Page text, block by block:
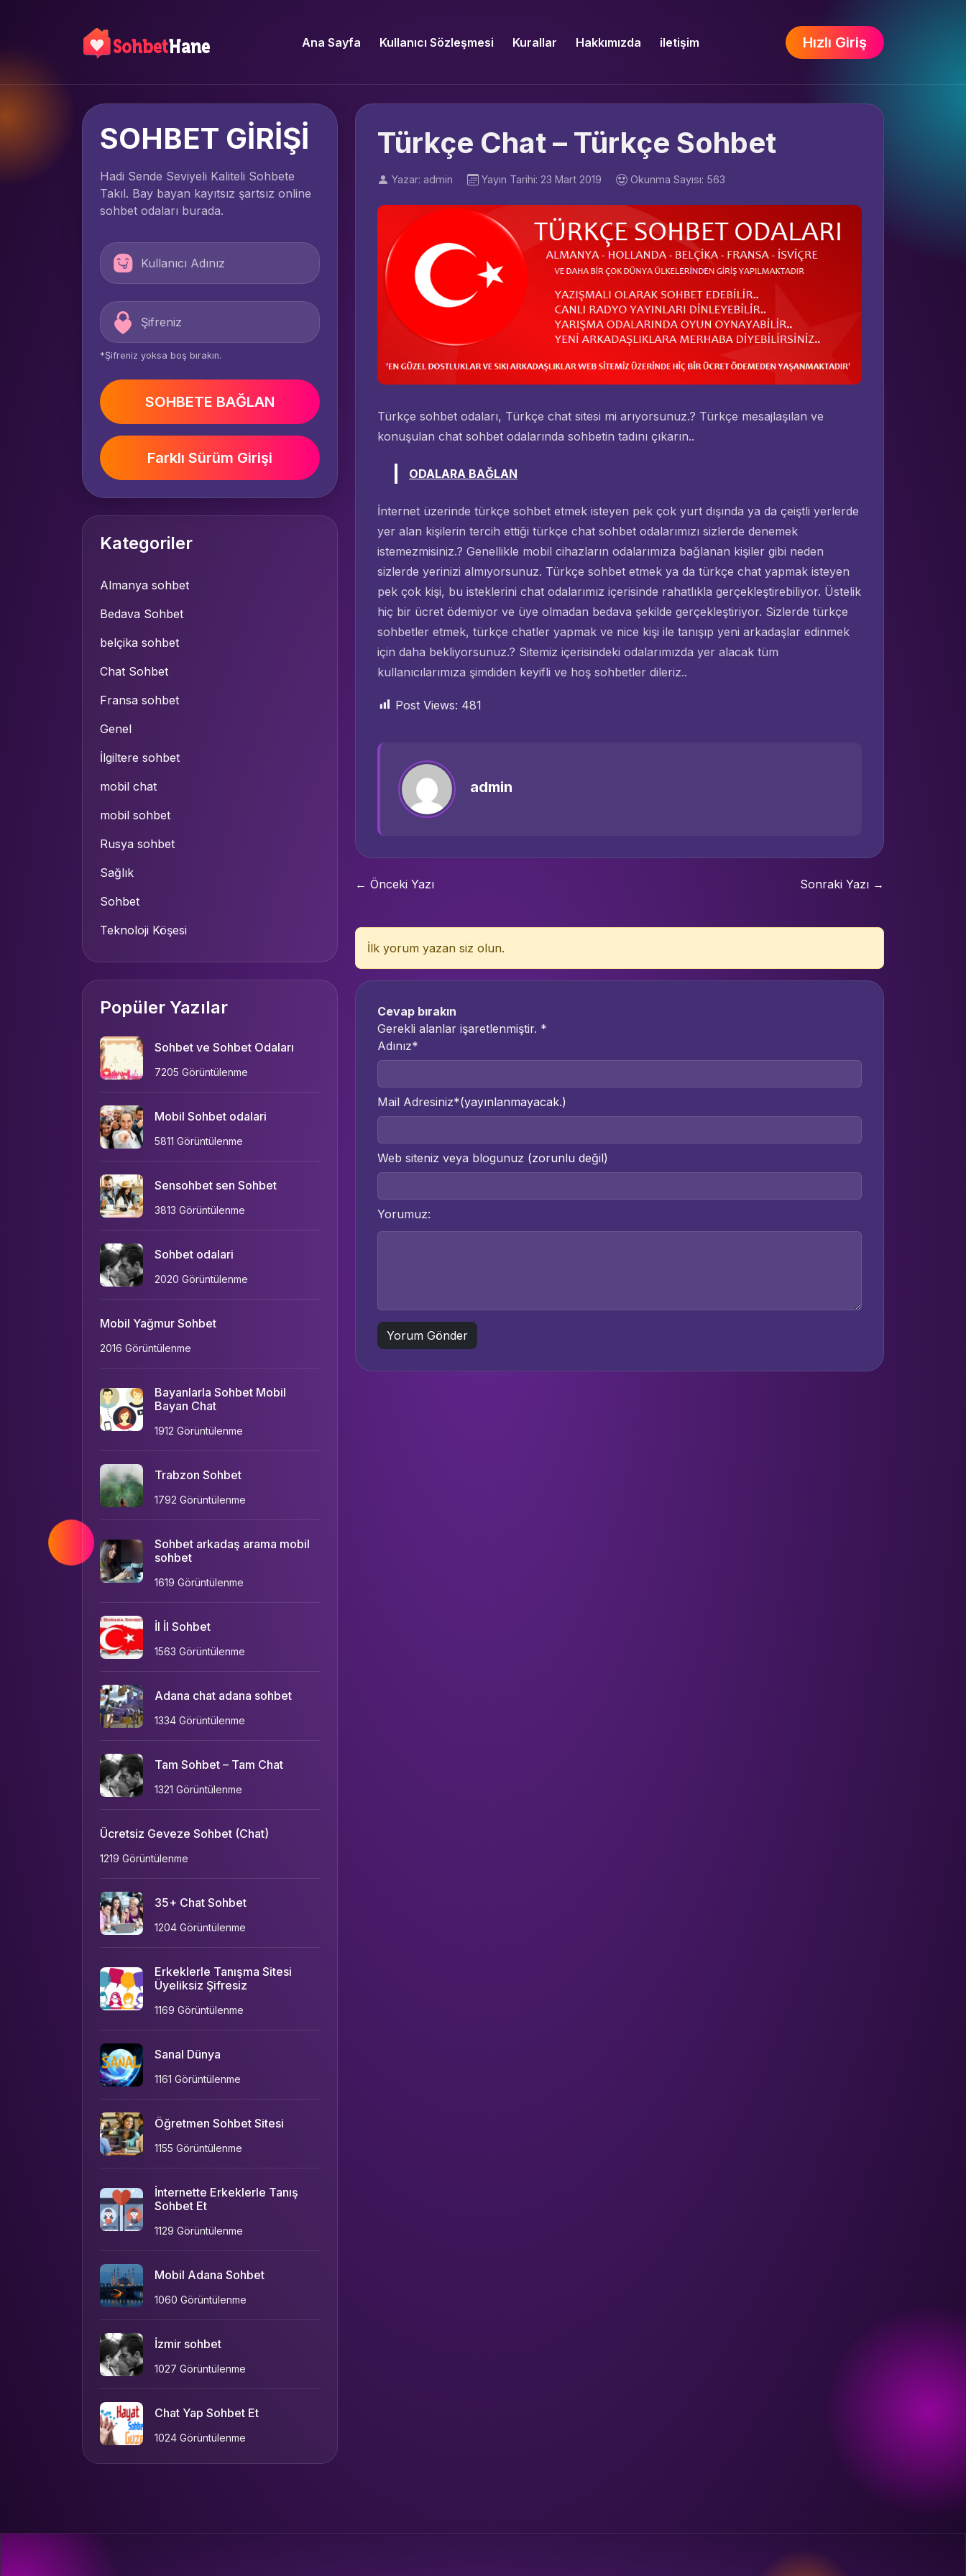
Ana Sayfa Kullanıcı Sözleşmesi Kurallar Hakkımızda iletişim Hızlı Giriş
Türkçe Chat – Türkçe Sohbet
Yazar: admin Yayın Tarihi: 23 Mart 2019 Okunma Sayısı: 563
Türkçe sohbet odaları, Türkçe chat sitesi mi arıyorsunuz.? Türkçe mesajlaşılan ve
konuşulan chat sohbet odalarında sohbetin tadını çıkarın..
ODALARA BAĞLAN
İnternet üzerinde türkçe sohbet etmek isteyen pek çok yurt dışında ya da çeiştli yerlerde
yer alan kişilerin tercih ettiği türkçe chat sohbet odalarımızı sizlerde denemek
istemezmisiniz.? Genellikle mobil cihazların odalarımıza bağlanan kişiler gibi neden
sizlerde yerinizi almıyorsunuz. Türkçe sohbet etmek ya da türkçe chat yapmak isteyen
pek çok kişi, bu isteklerini chat odalarımız içerisinde rahatlıkla gerçekleştirebiliyor. Üstelik
hiç bir ücret ödemiyor ve üye olmadan bedava şekilde gerçekleştiriyor. Sizlerde türkçe
sohbetler etmek, türkçe chatler yapmak ve nice kişi ile tanışıp yeni arkadaşlar edinmek
için daha bekliyorsunuz.? Sitemiz içerisindeki odalarımızda yer alacak tüm
kullanıcılarımıza şimdiden keyifli ve hoş sohbetler dileriz..
Post Views: 481
admin
← Önceki Yazı Sonraki Yazı →
İlk yorum yazan siz olun.
Cevap bırakın
Gerekli alanlar işaretlenmiştir. *
Adınız*
Mail Adresiniz*(yayınlanmayacak.)
Web siteniz veya blogunuz (zorunlu değil)
Yorumuz:
SOHBET GİRİŞİ
Hadi Sende Seviyeli Kaliteli Sohbete
Takıl. Bay bayan kayıtsız şartsız online
sohbet odaları burada.
*Şifreniz yoksa boş bırakın.
SOHBETE BAĞLAN
Farklı Sürüm Girişi
Kategoriler
Almanya sohbet
Bedava Sohbet
belçika sohbet
Chat Sohbet
Fransa sohbet
Genel
İlgiltere sohbet
mobil chat
mobil sohbet
Rusya sohbet
Sağlık
Sohbet
Teknoloji Köşesi
Popüler Yazılar
Sohbet ve Sohbet Odaları
7205 Görüntülenme
Mobil Sohbet odalari
5811 Görüntülenme
Sensohbet sen Sohbet
3813 Görüntülenme
Sohbet odalari
2020 Görüntülenme
Mobil Yağmur Sohbet
2016 Görüntülenme
Bayanlarla Sohbet Mobil
Bayan Chat
1912 Görüntülenme
Trabzon Sohbet
1792 Görüntülenme
Sohbet arkadaş arama mobil
sohbet
1619 Görüntülenme
İl İl Sohbet
1563 Görüntülenme
Adana chat adana sohbet
1334 Görüntülenme
Tam Sohbet – Tam Chat
1321 Görüntülenme
Ücretsiz Geveze Sohbet (Chat)
1219 Görüntülenme
35+ Chat Sohbet
1204 Görüntülenme
Erkeklerle Tanışma Sitesi
Üyeliksiz Şifresiz
1169 Görüntülenme
Sanal Dünya
1161 Görüntülenme
Öğretmen Sohbet Sitesi
1155 Görüntülenme
İnternette Erkeklerle Tanış
Sohbet Et
1129 Görüntülenme
Mobil Adana Sohbet
1060 Görüntülenme
İzmir sohbet
1027 Görüntülenme
Chat Yap Sohbet Et
1024 Görüntülenme